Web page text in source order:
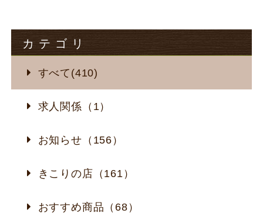
カテゴリ
すべて(410)
求人関係（1）
お知らせ（156）
きこりの店（161）
おすすめ商品（68）